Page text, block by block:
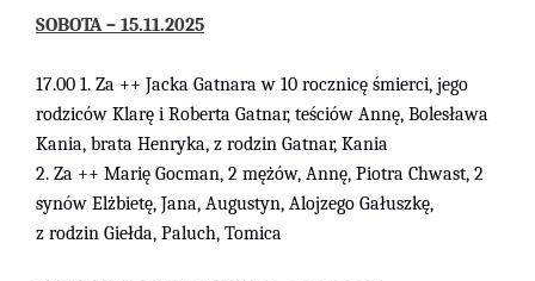
SOBOTA – 15.11.2025
17.00 1. Za ++ Jacka Gatnaraw 10 rocznicę śmierci, jego
rodziców Klarę i Roberta Gatnar, teściów Annę, Bolesława
Kania, brata Henryka, z rodzin Gatnar, Kania
2. Za ++ Marię Gocman, 2 mężów, Annę, Piotra Chwast, 2
synów Elżbietę, Jana, Augustyn, Alojzego Gałuszkę,
z rodzin Giełda, Paluch, Tomica